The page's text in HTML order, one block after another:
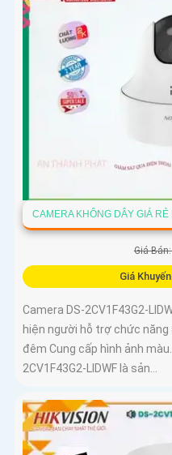
CAMERA KHÔNG DÂY GIÁ
Giá
Giá
Camera DS-2CV1F43G2-
hiện người hỗ trợ chức
đêm Cung cấp hình ảnh
2CV1F43G2-LIDWF là sản...